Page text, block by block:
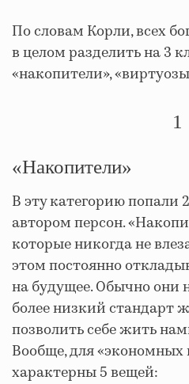
По словам Корли, всех
в целом разделить на 3
«накопители»,
1
«Накопители»
В эту категорию попали
автором персон.
которые никогда не
этом постоянно
на будущее. Обычно они
более низкий стандарт
позволить себе жить
Вообще, для «экономных
характерны 5 вещей: